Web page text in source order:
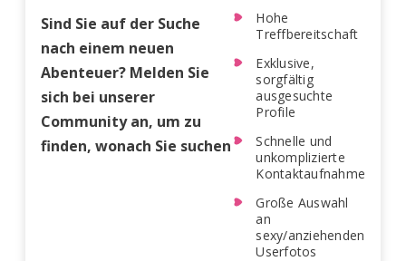
Sind Sie auf der Suche
nach einem neuen
Abenteuer? Melden Sie
sich bei unserer
Community an, um zu
finden, wonach Sie suchen
Hohe
Treffbereitschaft
Exklusive,
sorgfältig
ausgesuchte
Profile
Schnelle und
unkomplizierte
Kontaktaufnahme
Große Auswahl
an
sexy/anziehenden
Userfotos